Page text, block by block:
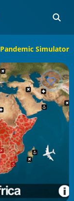
Pandemic Simulator